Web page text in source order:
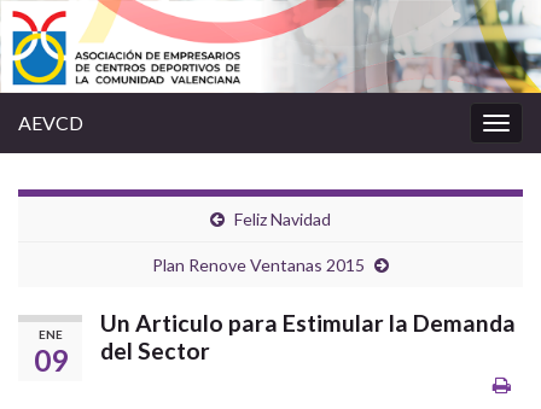
la
AEVCD
Feliz Navidad
Plan Renove Ventanas 2015
ENE
09
Un Articulo para Estimular la Demanda
del Sector